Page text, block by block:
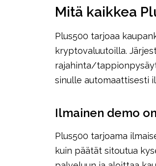
Mitä kaikkea
Plus500 tarjoaa
kryptovaluutoilla.
rajahinta/
sinulle automaattisesti
Ilmainen demo
Plus500 tarjoama
kuin päätät sitoutua